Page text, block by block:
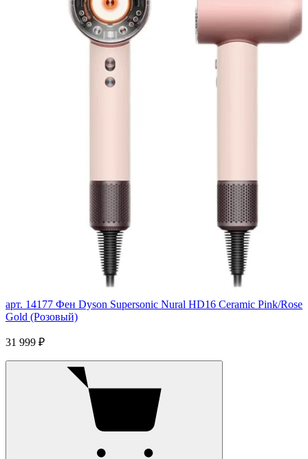
арт. 14177 Фен Dyson Supersonic Nural HD16 Ceramic Pink/Rose
Gold (Розовый)
31 999 ₽